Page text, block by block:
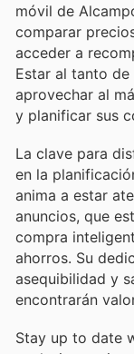
móvil de
comparar
acceder a
Estar al tanto
aprovechar al
y planificar sus
La clave para
en la
anima a estar
anuncios, que
compra
ahorros. Su
asequibilidad y
encontrarán
Stay up to date